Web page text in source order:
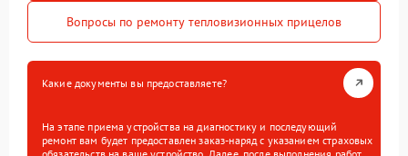
Вопросы по ремонту тепловизионных прицелов
Какие документы вы предоставляете?
На этапе приема устройства на диагностику и последующий
ремонт вам будет предоставлен заказ-наряд с указанием страховых